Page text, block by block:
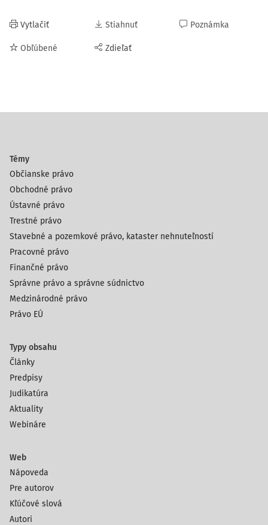
Vytlačiť
Obľúbené
Stiahnuť
Zdieľať
Poznámka
Témy
Občianske právo
Obchodné právo
Ústavné právo
Trestné právo
Stavebné a pozemkové právo, kataster nehnuteľností
Pracovné právo
Finančné právo
Správne právo a správne súdnictvo
Medzinárodné právo
Právo EÚ
Typy obsahu
Články
Predpisy
Judikatúra
Aktuality
Webináre
Web
Nápoveda
Pre autorov
Kľúčové slová
Autori